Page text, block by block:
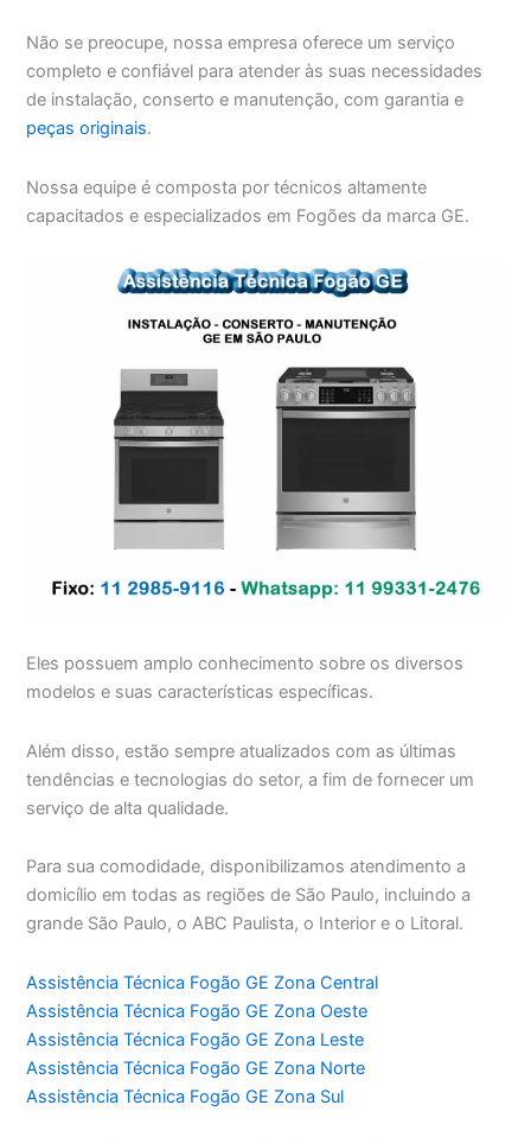
Não se preocupe, nossa empresa oferece um serviço
completo e confiável para atender às suas necessidades
de instalação, conserto e manutenção, com garantia e
peças originais.
Nossa equipe é composta por técnicos altamente
capacitados e especializados em Fogões da marca GE.
Eles possuem amplo conhecimento sobre os diversos
modelos e suas características específicas.
Além disso, estão sempre atualizados com as últimas
tendências e tecnologias do setor, a fim de fornecer um
serviço de alta qualidade.
Para sua comodidade, disponibilizamos atendimento a
domicílio em todas as regiões de São Paulo, incluindo a
grande São Paulo, o ABC Paulista, o Interior e o Litoral.
Assistência Técnica Fogão GE Zona Central
Assistência Técnica Fogão GE Zona Oeste
Assistência Técnica Fogão GE Zona Leste
Assistência Técnica Fogão GE Zona Norte
Assistência Técnica Fogão GE Zona Sul